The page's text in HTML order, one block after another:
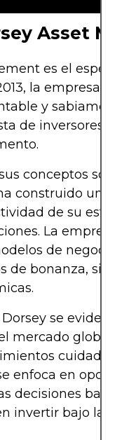
Asset
es el espejo
la empresa se
y sabiamente
de inversores
conceptos sobre
construido un
de su
La empresa
de negocio
de bonanza, sino
se evidencia
mercado global
cuidadosos
enfoca en
decisiones
invertir bajo las